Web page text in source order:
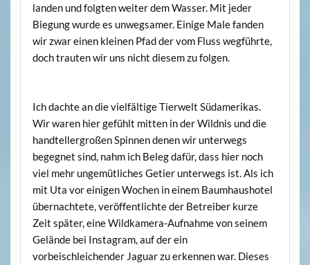
landen und folgten weiter dem Wasser. Mit jeder
Biegung wurde es unwegsamer. Einige Male fanden
wir zwar einen kleinen Pfad der vom Fluss wegführte,
doch trauten wir uns nicht diesem zu folgen.
Ich dachte an die vielfältige Tierwelt Südamerikas.
Wir waren hier gefühlt mitten in der Wildnis und die
handtellergroßen Spinnen denen wir unterwegs
begegnet sind, nahm ich Beleg dafür, dass hier noch
viel mehr ungemütliches Getier unterwegs ist. Als ich
mit Uta vor einigen Wochen in einem Baumhaushotel
übernachtete, veröffentlichte der Betreiber kurze
Zeit später, eine Wildkamera-Aufnahme von seinem
Gelände bei Instagram, auf der ein
vorbeischleichender Jaguar zu erkennen war. Dieses